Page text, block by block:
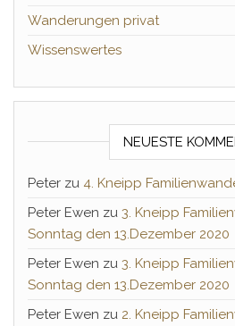
Wanderungen privat
Wissenswertes
NEUESTE
Peter zu 4. Kneipp
Peter Ewen zu 3. Kneipp
Sonntag den 13.Dezember 2020
Peter Ewen zu 3. Kneipp
Sonntag den 13.Dezember 2020
Peter Ewen zu 2. Kneipp